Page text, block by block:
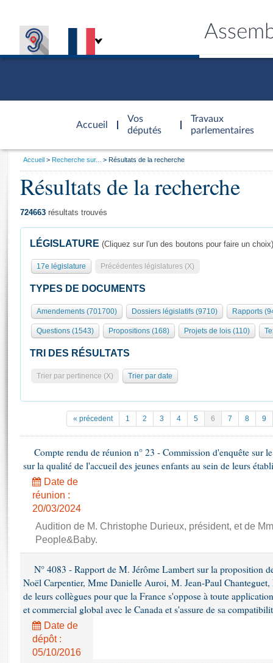
Accueil
d'accueil
Vos
députés
Travaux
parlementaires
Présidence
577 députés
Groupes politiques
Séance publique
Commissions et autres organes
Europe et International
Pétitions
Projets de loi
Propositions de loi
Amendements
Textes adoptés
Rapports sur l'application des lois
Baromètre de l’application des lois
Dossiers législatifs
Budget et sécurité sociale
Général
Rôle et pouvoirs de l'Assemblée
Organisation de l'Assemblée
Présidence Conférence des Présidents Bureau Collège des
Statistiques et chiffres clés
Documents de référence
( Constitution | Règlement de l'Assemblée ... )
Histoire
Juniors
Anciennes législatures
Liens vers les sites publics
Visiter l'Assemblée
Visite virtuelle du palais Bourbon
Assister à une séance
La Bibliothèque
Contacts et plan d'accès
Photos libres de droit
Vous
Accueil Recherche sur... Résultats de la recherche
Résultats de la recherche
724663 résultats trouvés
LÉGISLATURE (Cliquez sur l'un des boutons pour faire un choix)
17e législature Précédentes législatures (X)
TYPES DE DOCUMENTS
Amendements (701700) Dossiers législatifs (9710) Rapports
Questions (1543) Propositions (168) Projets de lois (110)
TRI DES RÉSULTATS
Trier par pertinence (X) Trier par date
« précedent 1 2 3 4 5 6 7 8 9
Compte rendu de réunion n° 23 - Commission d'enquête sur
sur la qualité de l'accueil des jeunes enfants au sein de leurs
Date de
réunion :
20/03/2024
Audition de M. Christophe Durieux, président, et de
People&Baby.
N° 4083 - Rapport de M. Jérôme Lambert sur la proposition
Noël Carpentier, Mme Danielle Auroi, M. Jean-Paul
de leurs collègues pour que la France s'oppose à toute
et commercial global avec le Canada et s'assure de sa
Date de
dépôt :
05/10/2016